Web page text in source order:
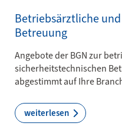
Betriebsärztliche
Betreuung
Angebote der BGN zur
sicherheitstechnischen
abgestimmt auf Ihre
weiterlesen